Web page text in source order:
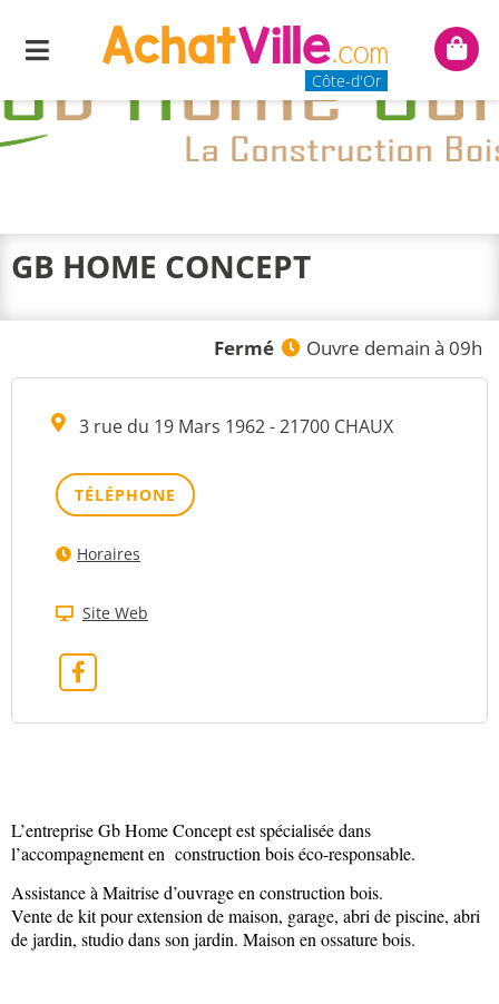
Menu
Côte-d'Or
Mon
GB HOME CONCEPT
Fermé Ouvre demain à 09h
3 rue du 19 Mars 1962 - 21700 CHAUX
TÉLÉPHONE
Horaires
Site Web
L’entreprise Gb Home Concept est spécialisée dans
l’accompagnement en construction bois éco-responsable.
Assistance à Maitrise d’ouvrage en construction bois.
Vente de kit pour extension de maison, garage, abri de piscine, abri
de jardin, studio dans son jardin. Maison en ossature bois.